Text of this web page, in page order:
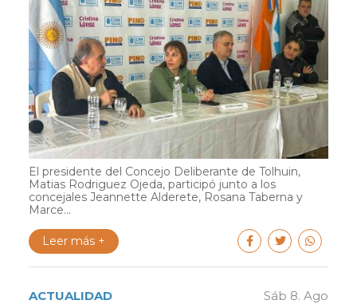
El presidente del Concejo Deliberante de Tolhuin,
Matias Rodriguez Ojeda, participó junto a los
concejales Jeannette Alderete, Rosana Taberna y
Marce...
Leer más +
ACTUALIDAD Sáb 8. Ago